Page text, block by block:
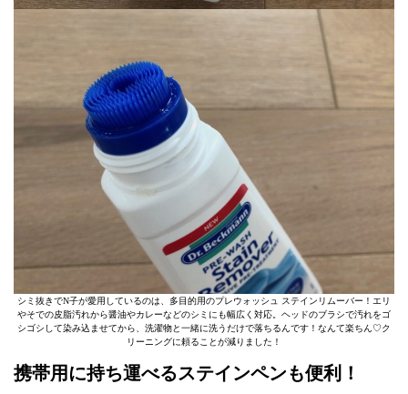
シミ抜きでN子が愛用しているのは、多目的用のプレウォッシュ ステインリムーバー！エリ
やそでの皮脂汚れから醤油やカレーなどのシミにも幅広く対応。ヘッドのブラシで汚れをゴ
シゴシして染み込ませてから、洗濯物と一緒に洗うだけで落ちるんです！なんて楽ちん♡ク
リーニングに頼ることが減りました！
携帯用に持ち運べるステインペンも便利！